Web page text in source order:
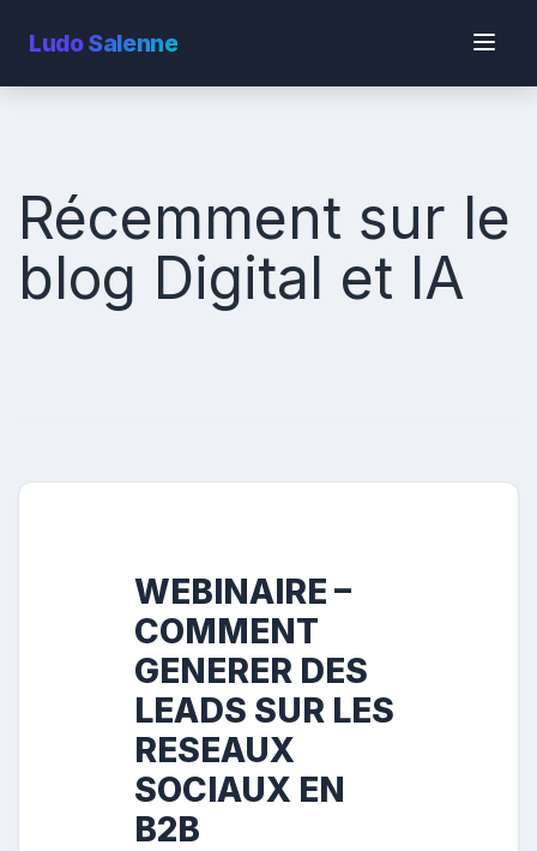
LudoSalenne
Récemment sur le
blog Digital et IA
WEBINAIRE –
COMMENT
GENERER DES
LEADS SUR LES
RESEAUX
SOCIAUX EN
B2B